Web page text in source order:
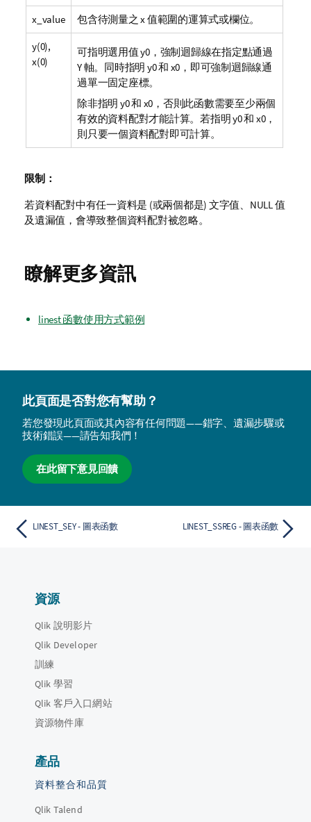
x_value 包含待測量之x值範圍的運算式或欄位。
y(0),
x(0)
可指明選用值y0，強制迴歸線在指定點通過
Y 軸。同時指明 y0和 x0 ，即可強制迴歸線通
過單一固定座標。
除非指明 y0和 x0 ，否則此函數需要至少兩個
有效的資料配對才能計算。若指明y0和 x0，
則只要一個資料配對即可計算。
限制：
若資料配對中有任一資料是 (或兩個都是) 文字值、 NULL值
及遺漏值，會導致整個資料配對被忽略。
瞭解更多資訊
linest 函數使用方式範例
此頁面是否對您有幫助？
若您發現此頁面或其內容有任何問題——錯字、遺漏步驟或
技術錯誤——請告知我們！
在此留下意見回饋
LINEST_SEY - 圖表函數 LINEST_SSREG - 圖表函數
資源
Qlik 說明影片
Qlik Developer
訓練
Qlik 學習
Qlik 客戶入口網站
資源物件庫
產品
資料整合和品質
Qlik Talend